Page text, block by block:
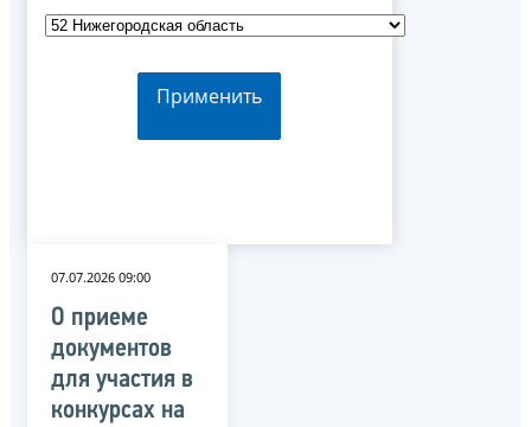
Применить
07.07.2026 09:00
О приеме
документов
для участия в
конкурсах на